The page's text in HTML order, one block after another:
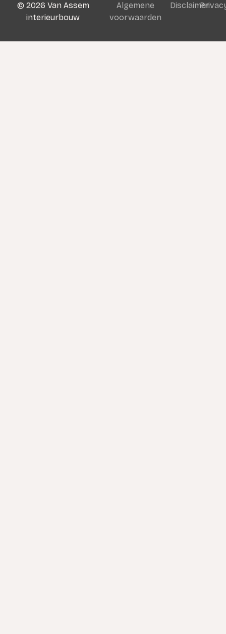
© 2026 Van Assem
interieurbouw
Algemene
voorwaarden
Disclaimer